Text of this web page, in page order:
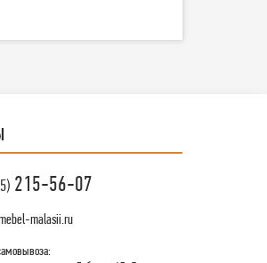
215-56-07
malasii.ru